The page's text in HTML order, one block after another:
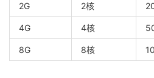
2G 2核
4G 4核
8G 8核